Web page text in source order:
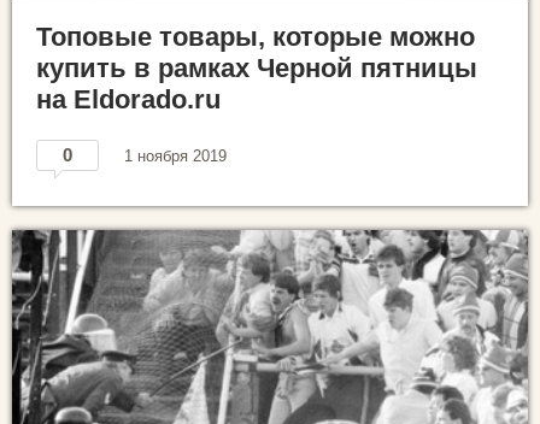
Топовые товары, которые можно
купить в рамках Черной пятницы
на Eldorado.ru
0 1 ноября 2019